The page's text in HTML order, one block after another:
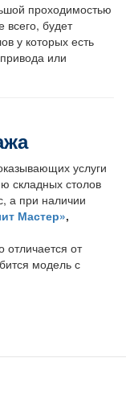
проходимостью
всего, будет
у которых есть
или
услуги
складных столов
а при наличии
Мастер»,
отличается от
модель с